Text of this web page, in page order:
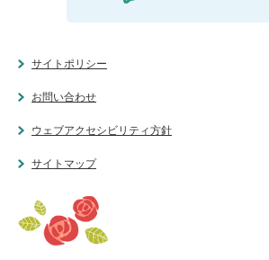
サイトポリシー
お問い合わせ
ウェブアクセシビリティ方針
サイトマップ